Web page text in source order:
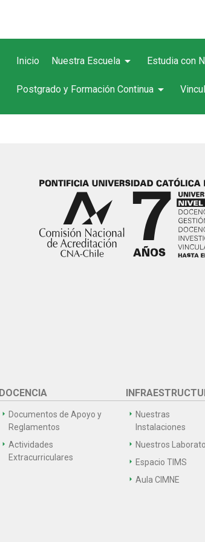
Inicio Nuestra Escuela arrow_drop_down Estudia con
Postgrado y Formación Continua arrow_drop_down
DOCENCIA
Documentos de Apoyo y
Reglamentos
Actividades
Extracurriculares
Nuestras
Instalaciones
Nuestros
Espacio TIMS
Aula CIMNE